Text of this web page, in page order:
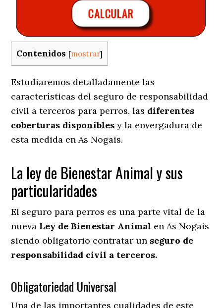
CALCULAR
Contenidos [mostrar]
Estudiaremos detalladamente las
características del seguro de responsabilidad
civil a terceros para perros, las diferentes
coberturas disponibles y la envergadura de
esta medida en As Nogais.
La ley de Bienestar Animal y sus
particularidades
El seguro para perros es una parte vital de la
nueva Ley de Bienestar Animal en As Nogais
siendo obligatorio contratar un seguro de
responsabilidad civil a terceros.
Obligatoriedad Universal
Una de las importantes cualidades de este